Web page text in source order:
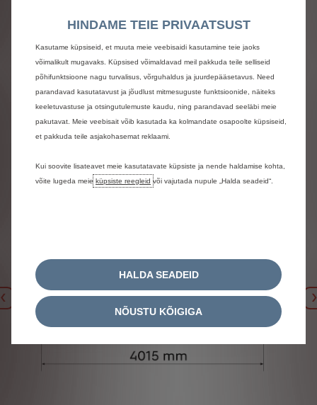
Eelmine
HINDAME TEIE PRIVAATSUST
Kasutame küpsiseid, et muuta meie veebisaidi kasutamine teie jaoks
võimalikult mugavaks. Küpsised võimaldavad meil pakkuda teile selliseid
põhifunktsioone nagu turvalisus, võrguhaldus ja juurdepääsetavus. Need
parandavad kasutatavust ja jõudlust mitmesuguste funktsioonide, näiteks
keeletuvastuse ja otsingutulemuste kaudu, ning parandavad seeläbi meie
pakutavat. Meie veebisait võib kasutada ka kolmandate osapoolte küpsiseid,
et pakkuda teile asjakohasemat reklaami.
Kui soovite lisateavet meie kasutatavate küpsiste ja nende haldamise kohta,
võite lugeda meie küpsiste reegleid või vajutada nupule „Halda seadeid“.
HALDA SEADEID
NÕUSTU KÕIGIGA